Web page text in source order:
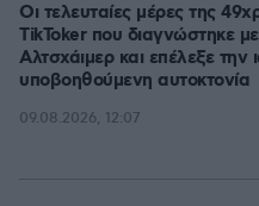
Οι τελευταίες μέρες της
TikToker που διαγνώστηκε με
Αλτσχάιμερ και επέλεξε την
υποβοηθούμενη αυτοκτονία
09.08.2026, 12:07